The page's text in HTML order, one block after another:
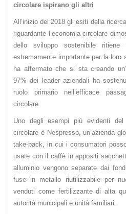
circolare ispirano gli altri
All’inizio del 2018 gli esiti della
riguardante l’economia circolare
dello sviluppo sostenibile ritiene
estremamente importante per la loro
ha affermato che si sta creando
97% dei leader aziendali ha
ruolo primario nell’efficace
circolare.
Uno degli esempi più evidenti del
circolare è Nespresso, un’azienda
take-back, in cui i consumatori
usate con il caffè in appositi
alluminio vengono separate dai
fuse in metallo riutilizzabile per
venduti come fertilizzante di alta
autorità municipali e unità familiari.